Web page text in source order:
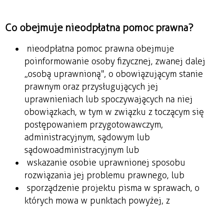
Co obejmuje nieodpłatna pomoc prawna?
nieodpłatna pomoc prawna obejmuje
poinformowanie osoby fizycznej, zwanej dalej
„osobą uprawnioną", o obowiązującym stanie
prawnym oraz przysługujących jej
uprawnieniach lub spoczywających na niej
obowiązkach, w tym w związku z toczącym się
postępowaniem przygotowawczym,
administracyjnym, sądowym lub
sądowoadministracyjnym lub
wskazanie osobie uprawnionej sposobu
rozwiązania jej problemu prawnego, lub
sporządzenie projektu pisma w sprawach, o
których mowa w punktach powyżej, z